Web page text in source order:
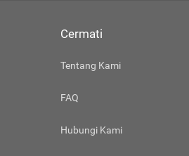
Cermati
Tentang Kami
FAQ
Hubungi Kami